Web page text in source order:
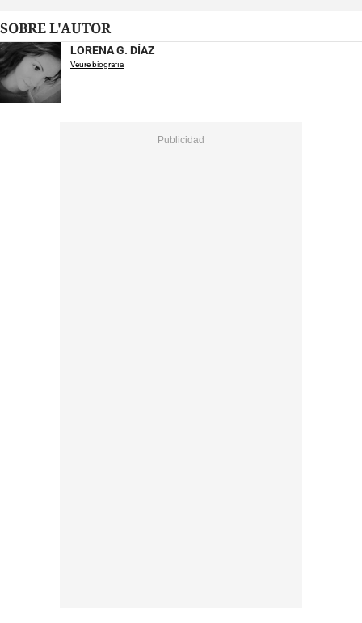
SOBRE L'AUTOR
LORENA G. DÍAZ
Veure biografia